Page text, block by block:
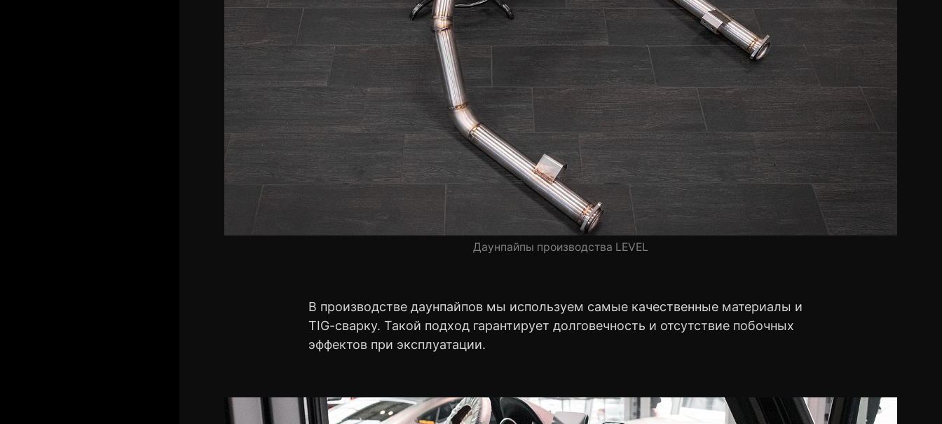
Даунпайпы производства LEVEL
В производстве даунпайпов мы используем самые качественные материалы и
TIG-сварку. Такой подход гарантирует долговечность и отсутствие побочных
эффектов при эксплуатации.